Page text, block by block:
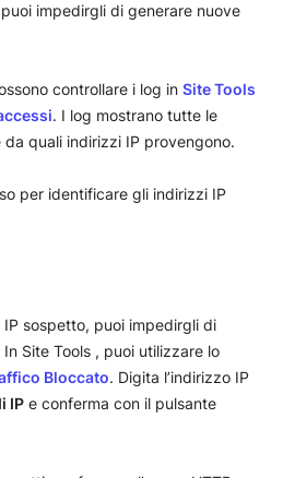
impedirgli di generare nuove
controllare i log in Site Tools
. I log mostrano tutte le
quali indirizzi IP provengono.
sospetto, puoi impedirgli di
Site Tools , puoi utilizzare lo
Bloccato. Digita l’indirizzo IP
IP e conferma con il pulsante